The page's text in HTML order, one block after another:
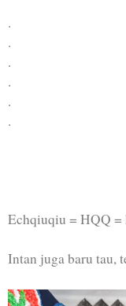
.
.
.
.
.
.
Echqiuqiu = HQQ =
Intan juga baru tau,